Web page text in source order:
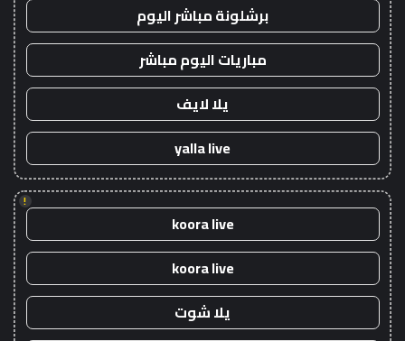
برشلونة مباشر اليوم
مباريات اليوم مباشر
يلا لايف
yalla live
!
koora live
koora live
يلا شوت